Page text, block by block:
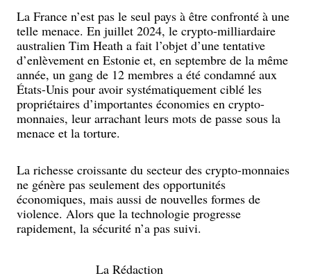
La France n’est pas le seul pays à être confronté à une
telle menace. En juillet 2024, le crypto-milliardaire
australien Tim Heath a fait l’objet d’une tentative
d’enlèvement en Estonie et, en septembre de la même
année, un gang de 12 membres a été condamné aux
États-Unis pour avoir systématiquement ciblé les
propriétaires d’importantes économies en crypto-
monnaies, leur arrachant leurs mots de passe sous la
menace et la torture.
La richesse croissante du secteur des crypto-monnaies
ne génère pas seulement des opportunités
économiques, mais aussi de nouvelles formes de
violence. Alors que la technologie progresse
rapidement, la sécurité n’a pas suivi.
La Rédaction